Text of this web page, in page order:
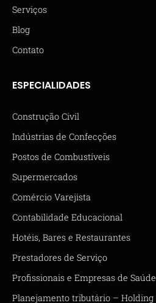
Serviços
Blog
Contato
ESPECIALIDADES
Construção Civil
Indústrias de Confecções
Postos de Combustíveis
Supermercados
Comércio Varejista
Contabilidade Educacional
Hotéis, Bares e Restaurantes
Prestadores de Serviço
Profissionais e Empresas de Saúde
Planejamento tributário – Holding